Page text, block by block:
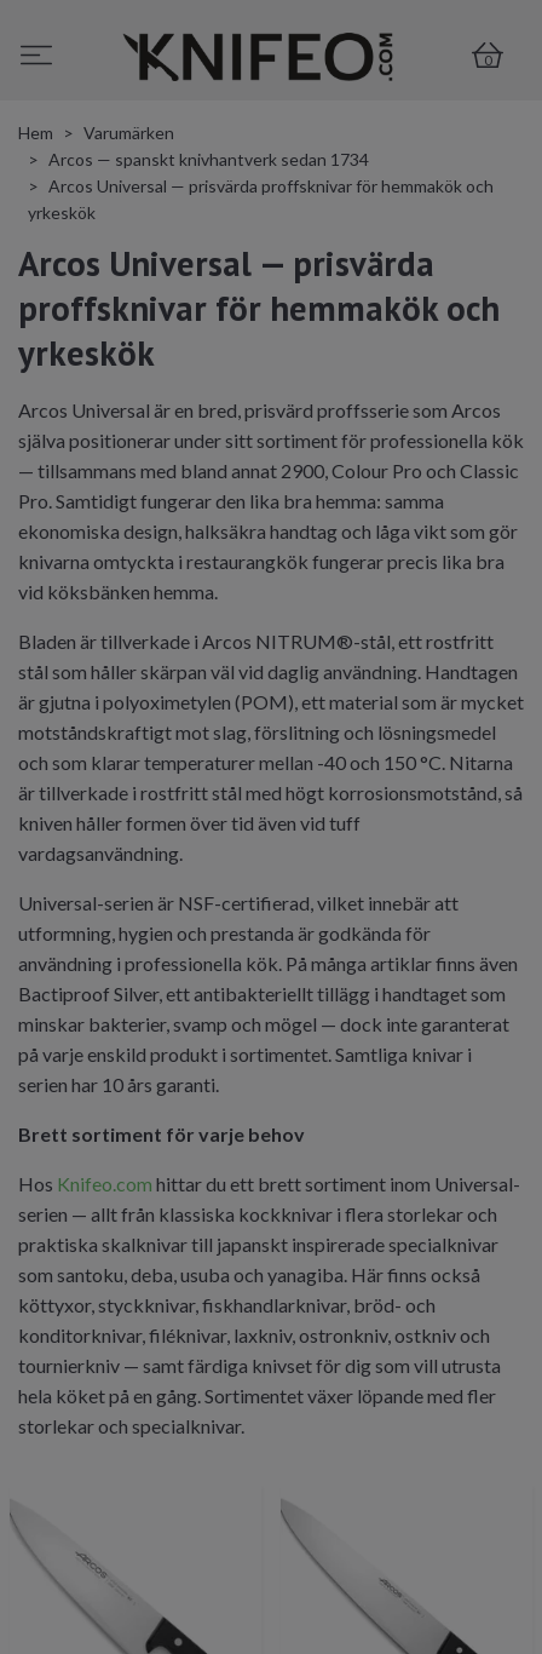
0
Hem
Varumärken
Arcos — spanskt knivhantverk sedan 1734
Arcos Universal — prisvärda proffsknivar för hemmakök och
yrkeskök
Arcos Universal — prisvärda
proffsknivar för hemmakök och
yrkeskök
Arcos Universal är en bred, prisvärd proffsserie som Arcos
själva positionerar under sitt sortiment för professionella kök
— tillsammans med bland annat 2900, Colour Pro och Classic
Pro. Samtidigt fungerar den lika bra hemma: samma
ekonomiska design, halksäkra handtag och låga vikt som gör
knivarna omtyckta i restaurangkök fungerar precis lika bra
vid köksbänken hemma.
Bladen är tillverkade i Arcos NITRUM®-stål, ett rostfritt
stål som håller skärpan väl vid daglig användning. Handtagen
är gjutna i polyoximetylen (POM), ett material som är mycket
motståndskraftigt mot slag, förslitning och lösningsmedel
och som klarar temperaturer mellan -40 och 150 °C. Nitarna
är tillverkade i rostfritt stål med högt korrosionsmotstånd, så
kniven håller formen över tid även vid tuff
vardagsanvändning.
Universal-serien är NSF-certifierad, vilket innebär att
utformning, hygien och prestanda är godkända för
användning i professionella kök. På många artiklar finns även
Bactiproof Silver, ett antibakteriellt tillägg i handtaget som
minskar bakterier, svamp och mögel — dock inte garanterat
på varje enskild produkt i sortimentet. Samtliga knivar i
serien har 10 års garanti.
Brett sortiment för varje behov
Hos Knifeo.com hittar du ett brett sortiment inom Universal-
serien — allt från klassiska kockknivar i flera storlekar och
praktiska skalknivar till japanskt inspirerade specialknivar
som santoku, deba, usuba och yanagiba. Här finns också
köttyxor, styckknivar, fiskhandlarknivar, bröd- och
konditorknivar, filéknivar, laxkniv, ostronkniv, ostkniv och
tournierkniv — samt färdiga knivset för dig som vill utrusta
hela köket på en gång. Sortimentet växer löpande med fler
storlekar och specialknivar.